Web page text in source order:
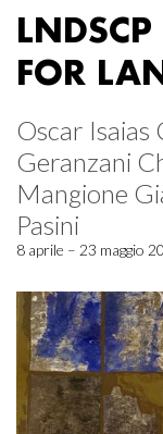
FOR
Oscar Isaias
Geranzani
Mangione
Pasini
8 aprile – 23 maggio